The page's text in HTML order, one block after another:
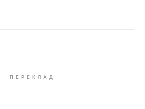
ПЕРЕКЛАД